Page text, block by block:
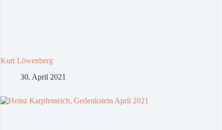
Kurt Löwenberg
30. April 2021